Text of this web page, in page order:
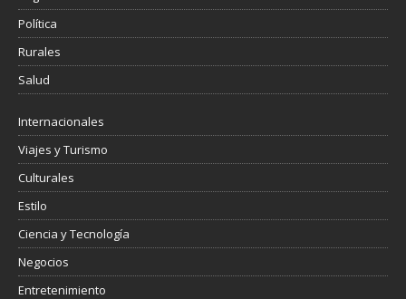
Política
Rurales
Salud
Internacionales
Viajes y Turismo
Culturales
Estilo
Ciencia y Tecnología
Negocios
Entretenimiento